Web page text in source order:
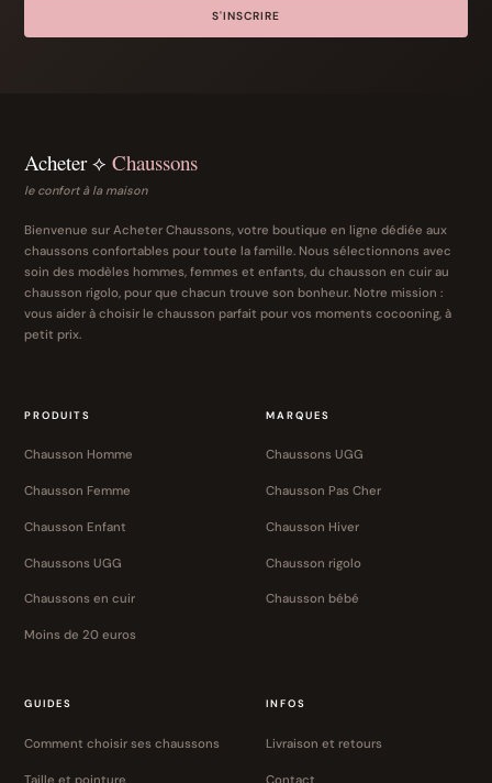
S'INSCRIRE
Acheter ⟡ Chaussons
le confort à la maison
Bienvenue sur Acheter Chaussons, votre boutique en ligne dédiée aux
chaussons confortables pour toute la famille. Nous sélectionnons avec
soin des modèles hommes, femmes et enfants, du chausson en cuir au
chausson rigolo, pour que chacun trouve son bonheur. Notre mission :
vous aider à choisir le chausson parfait pour vos moments cocooning, à
petit prix.
PRODUITS
Chausson Homme
Chausson Femme
Chausson Enfant
Chaussons UGG
Chaussons en cuir
Moins de 20 euros
MARQUES
Chaussons UGG
Chausson Pas Cher
Chausson Hiver
Chausson rigolo
Chausson bébé
GUIDES
Comment choisir ses chaussons
INFOS
Livraison et retours